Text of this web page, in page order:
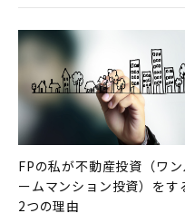
FPの私が不動産投資（ワン
ームマンション投資）をす
2つの理由